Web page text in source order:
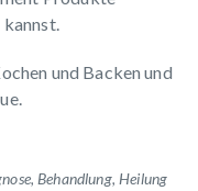
und Backen und
Behandlung, Heilung